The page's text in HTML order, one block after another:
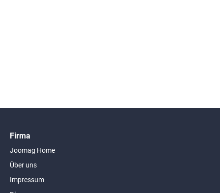
Firma
Joomag Home
Über uns
Impressum